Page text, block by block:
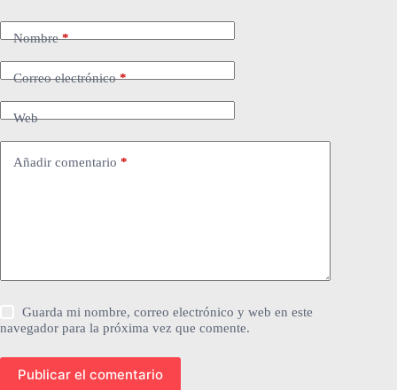
Nombre*
Correo electrónico*
Web
Añadir comentario *
Guarda mi nombre, correo electrónico y web en este
navegador para la próxima vez que comente.
Publicar el comentario